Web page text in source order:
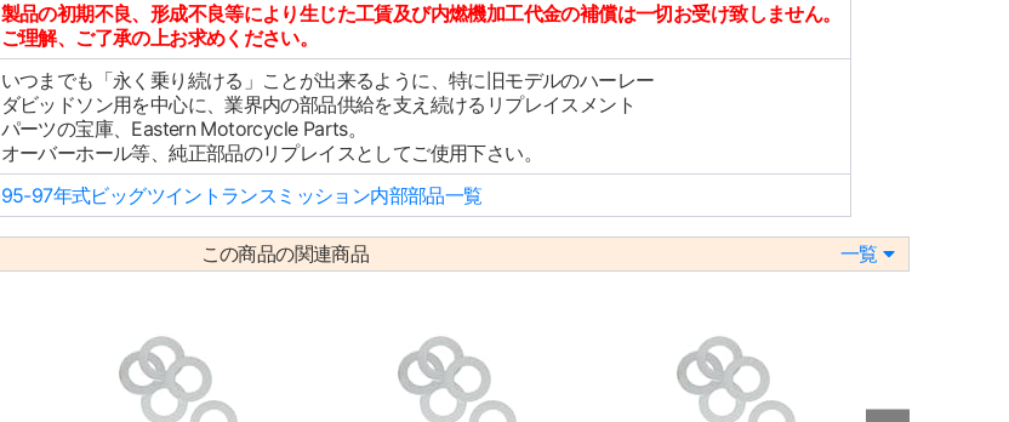
製品の初期不良、形成不良等により生じた工賃及び内燃機加工代金の補償は一切お受け致しません。
ご理解、ご了承の上お求めください。
いつまでも「永く乗り続ける」ことが出来るように、特に旧モデルのハーレー
ダビッドソン用を中心に、業界内の部品供給を支え続けるリプレイスメント
パーツの宝庫、Eastern Motorcycle Parts。
オーバーホール等、純正部品のリプレイスとしてご使用下さい。
95-97年式ビッグツイントランスミッション内部部品一覧
この商品の関連商品 一覧